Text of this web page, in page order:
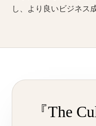
し、より良いビジネス
『The